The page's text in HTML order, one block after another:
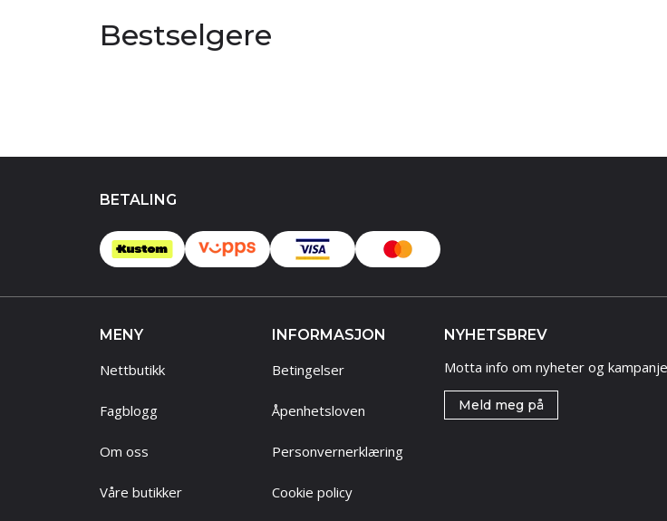
Bestselgere
BETALING
MENY
Nettbutikk
Fagblogg
Om oss
Våre butikker
INFORMASJON
Betingelser
Åpenhetsloven
Personvernerklæring
Cookie policy
NYHETSBREV
Motta info om nyheter og
Meld meg på